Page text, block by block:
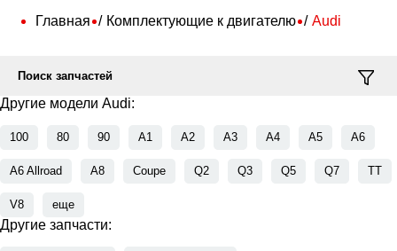
Главная Комплектующие к двигателю Audi
Поиск запчастей
Другие модели Audi:
100 80 90 A1 A2 A3 A4 A5 A6
A6 Allroad A8 Coupe Q2 Q3 Q5 Q7 TT
V8 еще
Другие запчасти: